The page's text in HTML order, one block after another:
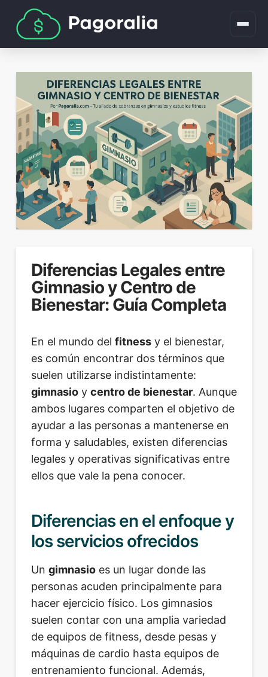
Diferencias Legales entre
Gimnasio y Centro de
Bienestar: Guía Completa
En el mundo del fitnessy el bienestar,
es común encontrar dos términos que
suelen utilizarse indistintamente:
gimnasioy centro de bienestar. Aunque
ambos lugares comparten el objetivo de
ayudar a las personas a mantenerse en
forma y saludables, existen diferencias
legales y operativas significativas entre
ellos que vale la pena conocer.
Diferencias en el enfoque y
los servicios ofrecidos
Un gimnasioes un lugar donde las
personas acuden principalmente para
hacer ejercicio físico. Los gimnasios
suelen contar con una amplia variedad
de equipos de fitness, desde pesas y
máquinas de cardio hasta equipos de
entrenamiento funcional. Además,